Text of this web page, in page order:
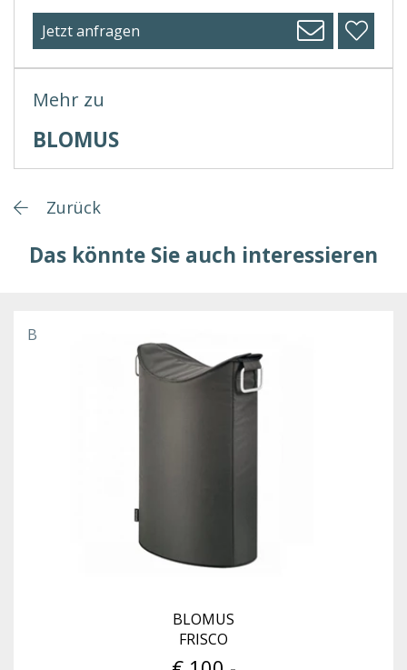
Mehr zu
BLOMUS
Jetzt anfragen
Zurück
Das könnte Sie auch interessieren
B
BLOMUS
FRISCO